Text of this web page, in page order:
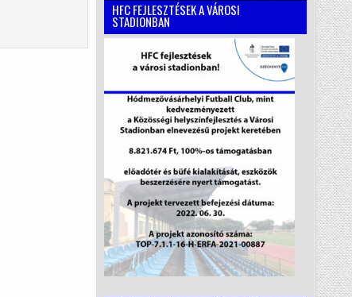
HFC FEJLESZTÉSEK A VÁROSI
STADIONBAN